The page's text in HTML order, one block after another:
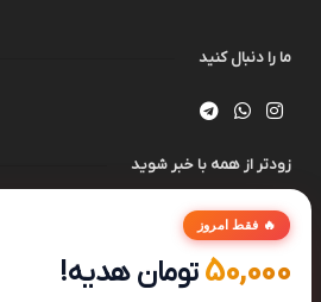
ما را دنبال کنید
زودتر از همه با خبر شوید
🔥 فقط امروز
50,000تومان هدیه!